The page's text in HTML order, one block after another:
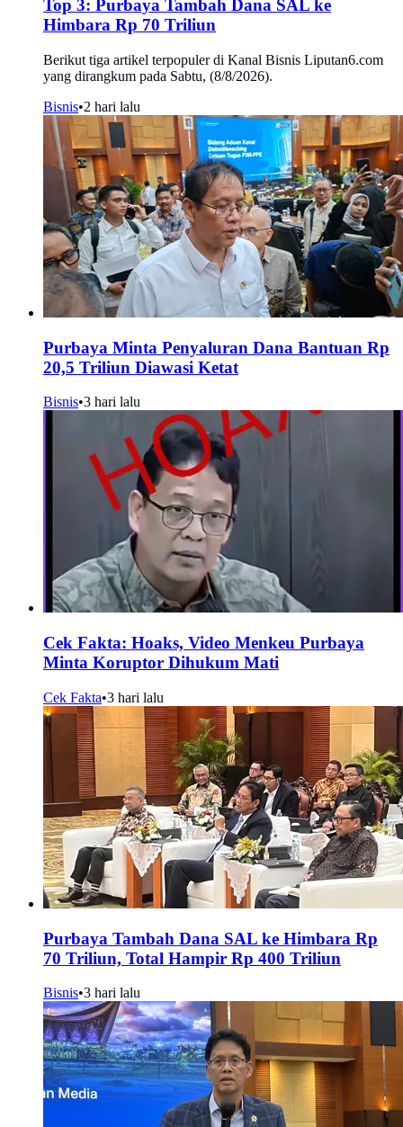
Top 3: Purbaya Tambah Dana SAL ke
Himbara Rp 70 Triliun
Berikut tiga artikel terpopuler di Kanal Bisnis Liputan6.com
yang dirangkum pada Sabtu, (8/8/2026).
Bisnis•2 hari lalu
Purbaya Minta Penyaluran Dana Bantuan Rp
20,5 Triliun Diawasi Ketat
Bisnis•3 hari lalu
Cek Fakta: Hoaks, Video Menkeu Purbaya
Minta Koruptor Dihukum Mati
Cek Fakta•3 hari lalu
Purbaya Tambah Dana SAL ke Himbara Rp
70 Triliun, Total Hampir Rp 400 Triliun
Bisnis•3 hari lalu